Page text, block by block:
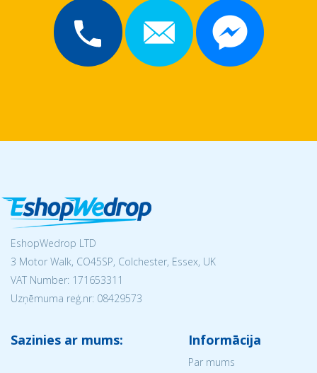
EshopWedrop LTD
3 Motor Walk, CO45SP, Colchester, Essex, UK
VAT Number: 171653311
Uzņēmuma reģ.nr: 08429573
Sazinies ar mums: Informācija
Par mums